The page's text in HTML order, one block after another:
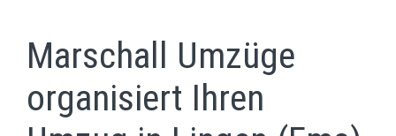
Marschall Umzüge
organisiert Ihren